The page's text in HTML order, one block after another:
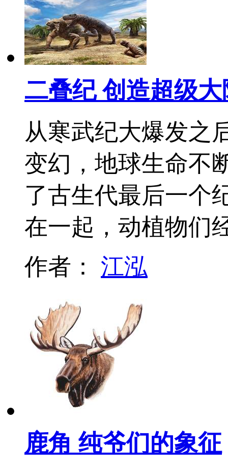
二叠纪 创造超级大
从寒武纪大爆发之
变幻，地球生命不
了古生代最后一
在一起，动植物
作者： 江泓
鹿角 纯爷们的象征